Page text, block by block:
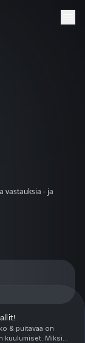
vastauksia - ja
& puitavaa on
kuulumiset. Miksi